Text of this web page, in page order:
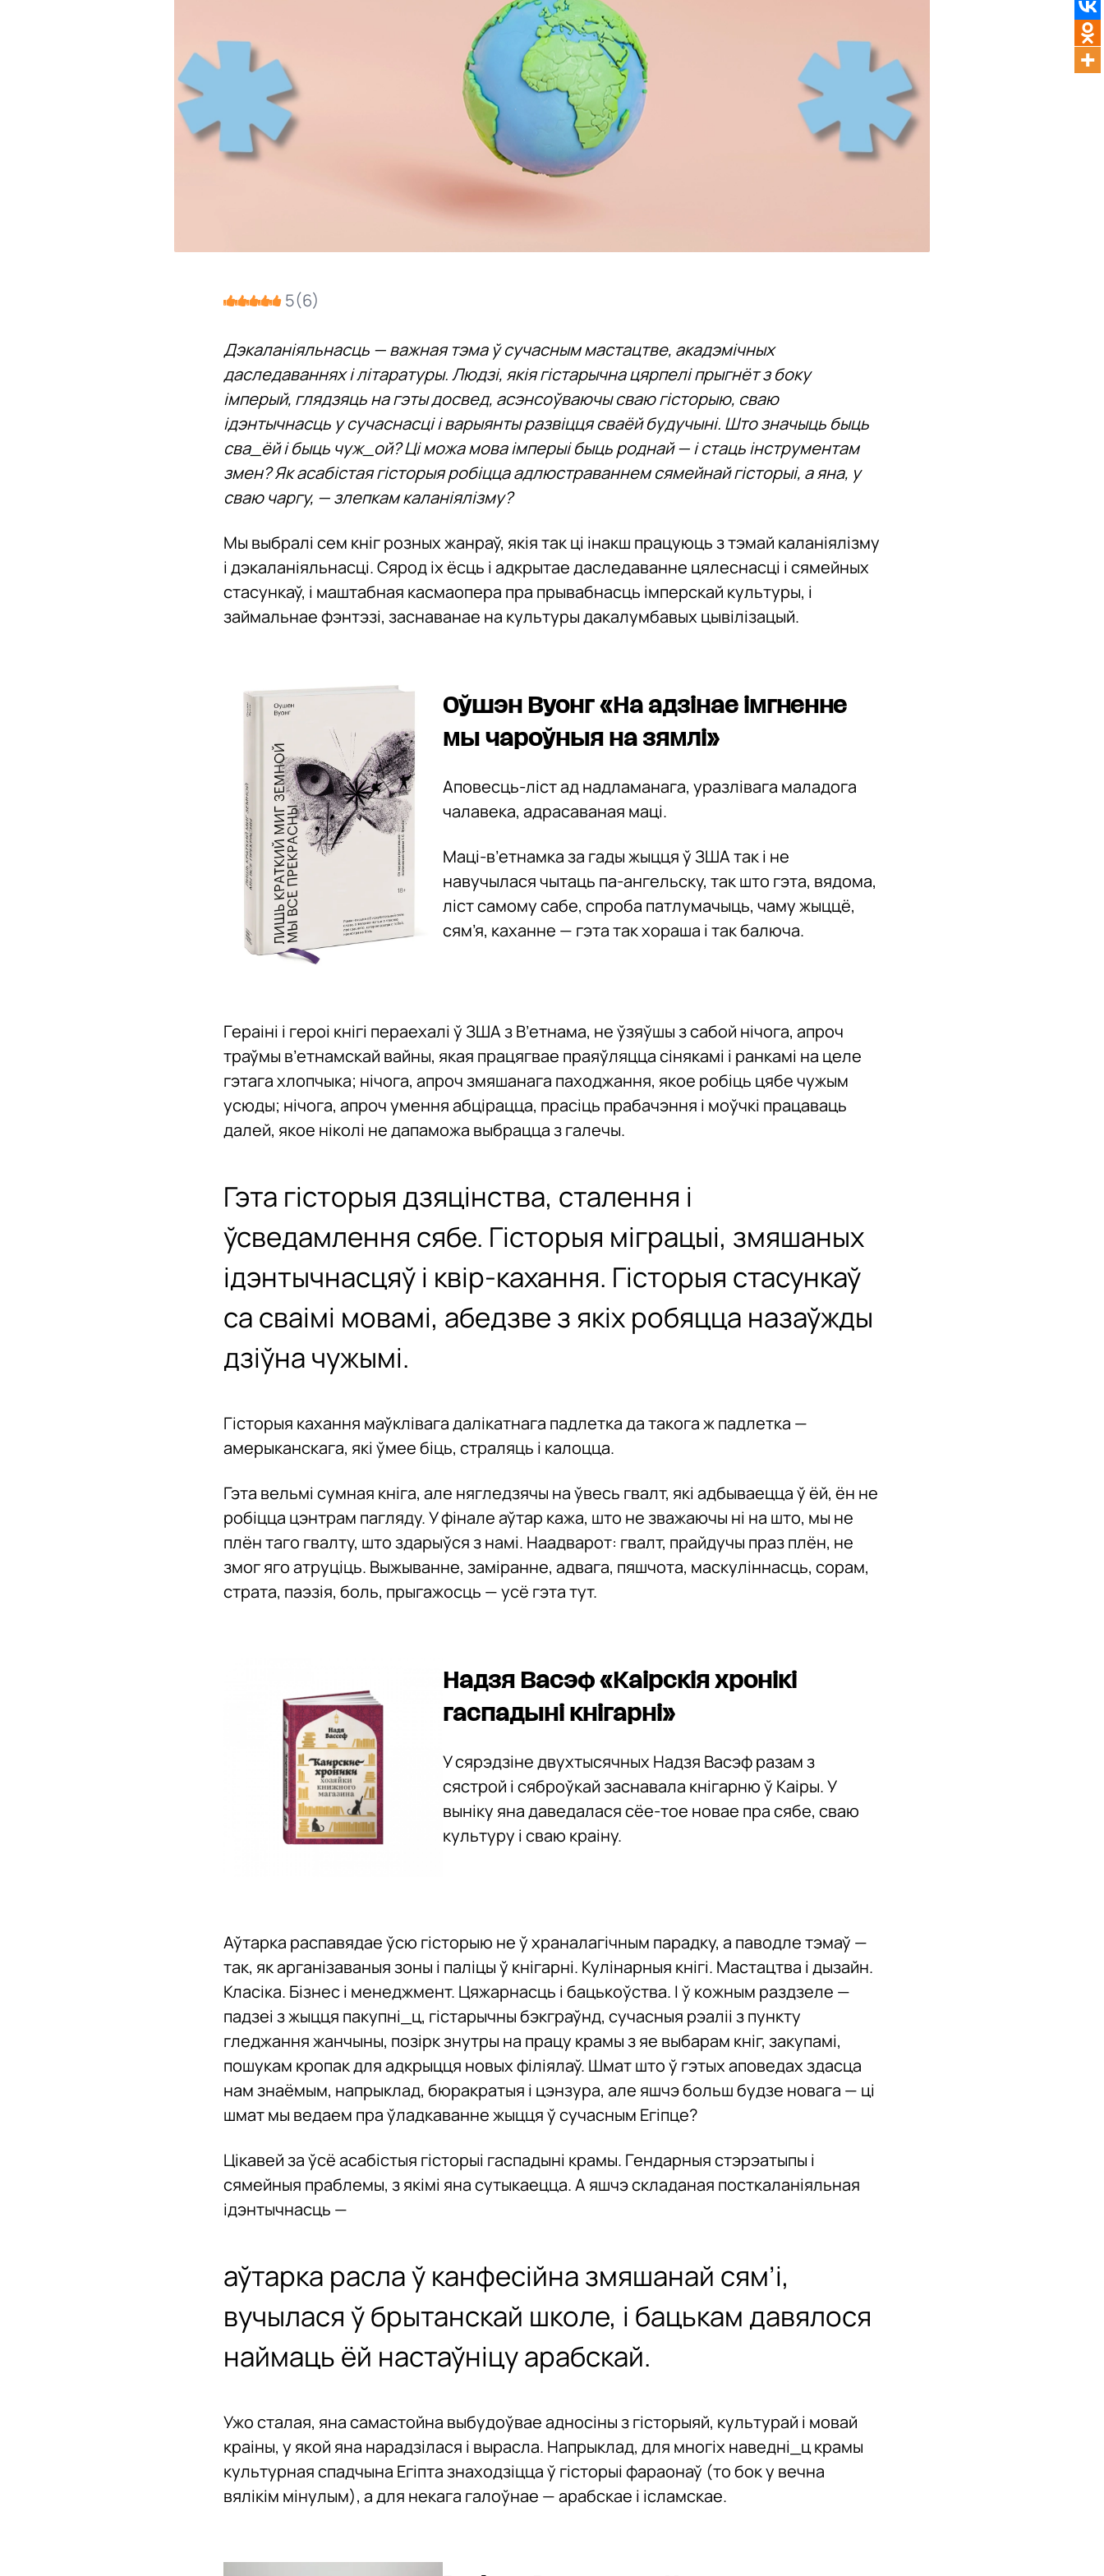
5(6)
Дэкаланіяльнасць — важная тэма ў сучасным мастацтве, акадэмічных
даследаваннях і літаратуры. Людзі, якія гістарычна цярпелі прыгнёт з боку
імперый, глядзяць на гэты досвед, асэнсоўваючы сваю гісторыю, сваю
ідэнтычнасць у сучаснасці і варыянты развіцця сваёй будучыні. Што значыць быць
сва_ёй і быць чуж_ой? Ці можа мова імперыі быць роднай — і стаць інструментам
змен? Як асабістая гісторыя робіцца адлюстраваннем сямейнай гісторыі, а яна, у
сваю чаргу, — злепкам каланіялізму?
Мы выбралі сем кніг розных жанраў, якія так ці інакш працуюць з тэмай каланіялізму
і дэкаланіяльнасці. Сярод іх ёсць і адкрытае даследаванне цялеснасці і сямейных
стасункаў, і маштабная касмаопера пра прывабнасць імперскай культуры, і
займальнае фэнтэзі, заснаванае на культуры дакалумбавых цывілізацый.
Оўшэн Вуонг «На адзінае імгненне
мы чароўныя на зямлі»
Аповесць-ліст ад надламанага, уразлівага маладога
чалавека, адрасаваная маці.
Маці-в’етнамка за гады жыцця ў ЗША так і не
навучылася чытаць па-ангельску, так што гэта, вядома,
ліст самому сабе, спроба патлумачыць, чаму жыццё,
сям’я, каханне — гэта так хораша і так балюча.
Гераіні і героі кнігі пераехалі ў ЗША з В’етнама, не ўзяўшы з сабой нічога, апроч
траўмы в’етнамскай вайны, якая працягвае праяўляцца сінякамі і ранкамі на целе
гэтага хлопчыка; нічога, апроч змяшанага паходжання, якое робіць цябе чужым
усюды; нічога, апроч умення абцірацца, прасіць прабачэння і моўчкі працаваць
далей, якое ніколі не дапаможа выбрацца з галечы.
Гэта гісторыя дзяцінства, сталення і
ўсведамлення сябе. Гісторыя міграцыі, змяшаных
ідэнтычнасцяў і квір-кахання. Гісторыя стасункаў
са сваімі мовамі, абедзве з якіх робяцца назаўжды
дзіўна чужымі.
Гісторыя кахання маўклівага далікатнага падлетка да такога ж падлетка —
амерыканскага, які ўмее біць, страляць і калоцца.
Гэта вельмі сумная кніга, але нягледзячы на ўвесь гвалт, які адбываецца ў ёй, ён не
робіцца цэнтрам пагляду. У фінале аўтар кажа, што не зважаючы ні на што, мы не
плён таго гвалту, што здарыўся з намі. Наадварот: гвалт, прайдучы праз плён, не
змог яго атруціць. Выжыванне, заміранне, адвага, пяшчота, маскуліннасць, сорам,
страта, паэзія, боль, прыгажосць — усё гэта тут.
Надзя Васэф «Каірскія хронікі
гаспадыні кнігарні»
У сярэдзіне двухтысячных Надзя Васэф разам з
сястрой і сяброўкай заснавала кнігарню ў Каіры. У
выніку яна даведалася сёе-тое новае пра сябе, сваю
культуру і сваю краіну.
Аўтарка распавядае ўсю гісторыю не ў храналагічным парадку, а паводле тэмаў —
так, як арганізаваныя зоны і паліцы ў кнігарні. Кулінарныя кнігі. Мастацтва і дызайн.
Класіка. Бізнес і менеджмент. Цяжарнасць і бацькоўства. І ў кожным раздзеле —
падзеі з жыцця пакупні_ц, гістарычны бэкграўнд, сучасныя рэаліі з пункту
гледжання жанчыны, позірк знутры на працу крамы з яе выбарам кніг, закупамі,
пошукам кропак для адкрыцця новых філіялаў. Шмат што ў гэтых аповедах здасца
нам знаёмым, напрыклад, бюракратыя і цэнзура, але яшчэ больш будзе новага — ці
шмат мы ведаем пра ўладкаванне жыцця ў сучасным Егіпце?
Цікавей за ўсё асабістыя гісторыі гаспадыні крамы. Гендарныя стэрэатыпы і
сямейныя праблемы, з якімі яна сутыкаецца. А яшчэ складаная посткаланіяльная
ідэнтычнасць —
аўтарка расла ў канфесійна змяшанай сям’і,
вучылася ў брытанскай школе, і бацькам давялося
наймаць ёй настаўніцу арабскай.
Ужо сталая, яна самастойна выбудоўвае адносіны з гісторыяй, культурай і мовай
краіны, у якой яна нарадзілася і вырасла. Напрыклад, для многіх наведні_ц крамы
культурная спадчына Егіпта знаходзіцца ў гісторыі фараонаў (то бок у вечна
вялікім мінулым), а для некага галоўнае — арабскае і ісламскае.